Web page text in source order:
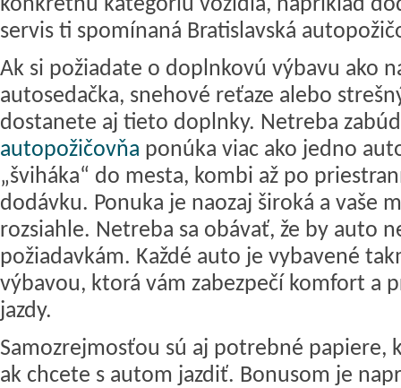
konkrétnu kategóriu vozidla, napríklad
servis ti spomínaná Bratislavská
Ak si požiadate o doplnkovú výbavu ako
autosedačka, snehové reťaze alebo
dostanete aj tieto doplnky. Netreba
autopožičovňa ponúka viac ako jedno
„šviháka“ do mesta, kombi až po
dodávku. Ponuka je naozaj široká a vaše
rozsiahle. Netreba sa obávať, že by auto
požiadavkám. Každé auto je vybavené
výbavou, ktorá vám zabezpečí komfort a
jazdy.
Samozrejmosťou sú aj potrebné
ak chcete s autom jazdiť. Bonusom je